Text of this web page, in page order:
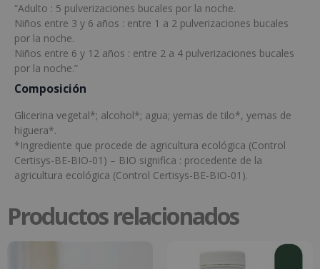
“Adulto : 5 pulverizaciones bucales por la noche.
Niños entre 3 y 6 años : entre 1 a 2 pulverizaciones bucales
por la noche.
Niños entre 6 y 12 años : entre 2 a 4 pulverizaciones bucales
por la noche.”
Composición
Glicerina vegetal*; alcohol*; agua; yemas de tilo*, yemas de
higuera*.
*Ingrediente que procede de agricultura ecológica (Control
Certisys-BE-BIO-01) – BIO significa : procedente de la
agricultura ecológica (Control Certisys-BE-BIO-01).
Productos relacionados